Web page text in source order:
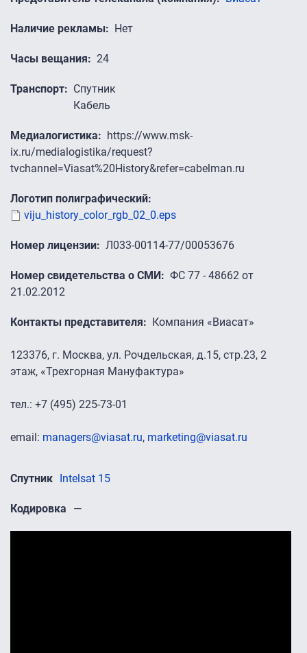
Наличие рекламы Нет
Часы вещания 24
Транспорт
Спутник
Кабель
Медиалогистика
https://www.msk-
ix.ru/medialogistika/request?
tvchannel=Viasat%20History&refer=cabelman.ru
Логотип полиграфический
viju_history_color_rgb_02_0.eps
Номер лицензии Л033-00114-77/00053676
Номер свидетельства о СМИ
ФС 77 - 48662 от
21.02.2012
Контакты представителя Компания «Виасат»
123376, г. Москва, ул. Рочдельская, д.15, стр.23, 2
этаж, «Трехгорная Мануфактура»
тел.: +7 (495) 225-73-01
email: managers@viasat.ru, marketing@viasat.ru
Спутник Intelsat 15
Кодировка —